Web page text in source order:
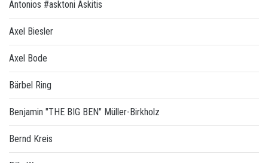
Antonios #asktoni Askitis
Axel Biesler
Axel Bode
Bärbel Ring
Benjamin "THE BIG BEN" Müller-Birkholz
Bernd Kreis